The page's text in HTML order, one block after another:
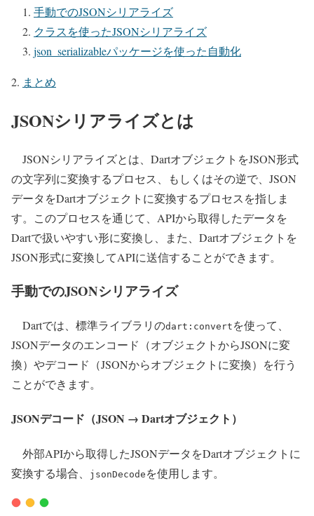
手動でのJSONシリアライズ
クラスを使ったJSONシリアライズ
json_serializableパッケージを使った自動化
まとめ
JSONシリアライズとは
JSONシリアライズとは、DartオブジェクトをJSON形式
の文字列に変換するプロセス、もしくはその逆で、JSON
データをDartオブジェクトに変換するプロセスを指しま
す。このプロセスを通じて、APIから取得したデータを
Dartで扱いやすい形に変換し、また、Dartオブジェクトを
JSON形式に変換してAPIに送信することができます。
手動でのJSONシリアライズ
Dartでは、標準ライブラリのdart:convert を使って、
JSONデータのエンコード（オブジェクトからJSONに変
換）やデコード（JSONからオブジェクトに変換）を行う
ことができます。
JSONデコード（JSON → Dartオブジェクト）
外部APIから取得したJSONデータをDartオブジェクトに
変換する場合、
jsonDecode を使用します。